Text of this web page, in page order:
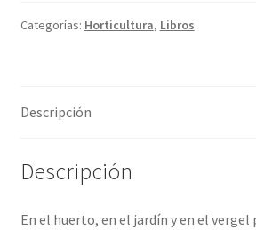
HUERTO
cantidad
Categorías: Horticultura, Libros
Descripción
Descripción
En el huerto, en el jardín y en el vergel